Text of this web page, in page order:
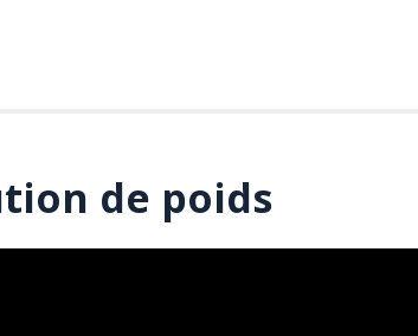
de poids